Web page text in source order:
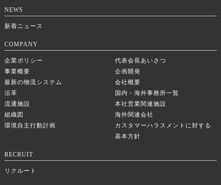
NEWS
新着ニュース
COMPANY
企業ポリシー
代表会長あいさつ
事業概要
企画開発
最新の物流システム
会社概要
沿革
国内・海外事務所一覧
流通施設
本社営業関連施設
組織図
海外関連会社
環境自主行動計画
カスタマーハラスメントに対する
基本方針
RECRUIT
リクルート